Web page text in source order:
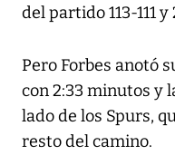
del partido 113-111
Pero Forbes anotó
con 2:33 minutos y
lado de los Spurs,
resto del camino.